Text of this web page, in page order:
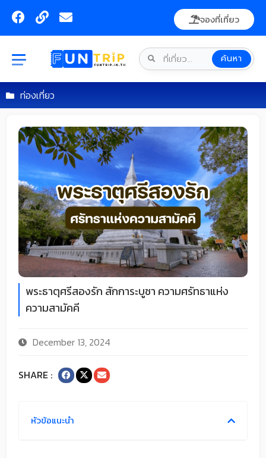
content
F
a
c
e
b
o
o
k
L
i
n
E
v
e
l
o
e
จองที่เที่ยว
ค้นหา
ท่องเที่ยว
พระธาตุศรีสองรัก สักการะบูชา ความศรัทธาแห่ง
ความสามัคคี
December 13, 2024
SHARE :
หัวข้อแนะนำ